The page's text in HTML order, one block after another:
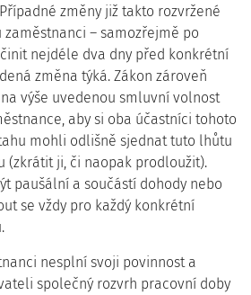
změny již takto rozvržené
– samozřejmě po
nejdéle dva dny před konkrétní
změna týká. Zákon zároveň
výše uvedenou smluvní volnost
aby si oba účastníci tohoto
mohli odlišně sjednat tuto lhůtu
(zkrátit ji, či naopak prodloužit).
paušální a součástí dohody nebo
se vždy pro každý konkrétní
nesplní svoji povinnost a
společný rozvrh pracovní doby